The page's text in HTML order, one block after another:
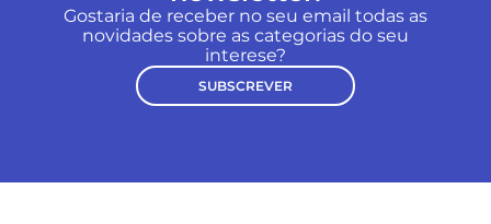
Gostaria de receber no seu email todas as
novidades sobre as categorias do seu
interese?
SUBSCREVER